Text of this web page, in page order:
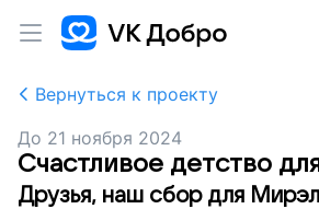
Вернуться к проекту
До 21 ноября 2024
Счастливое детство
Друзья, наш сбор для